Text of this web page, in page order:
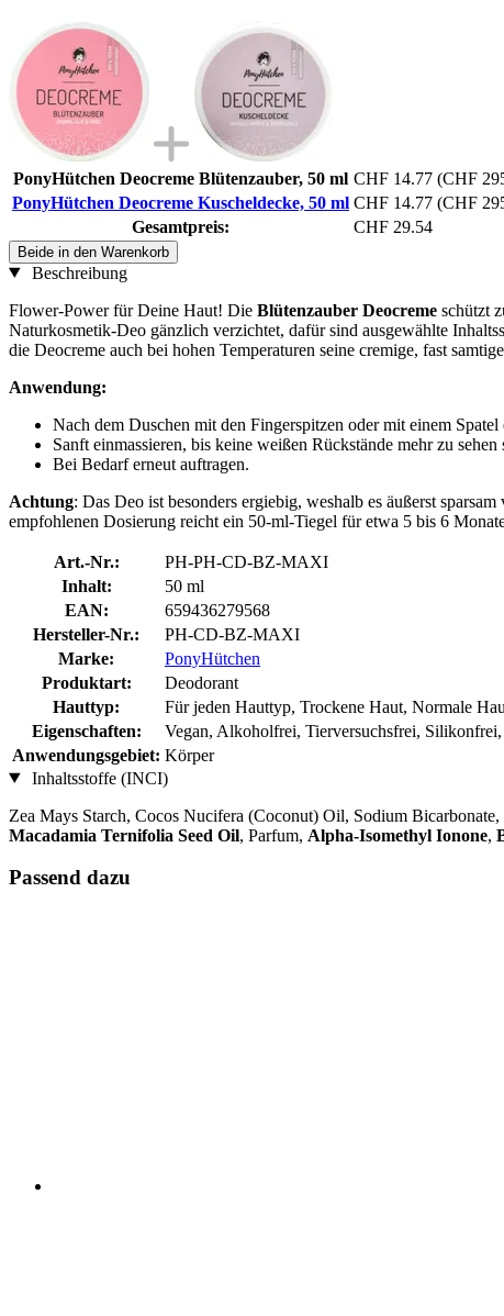
PonyHütchen Deocreme Blütenzauber, 50 ml CHF 14.77 (CHF
PonyHütchen Deocreme Kuscheldecke, 50 ml CHF 14.77 (CHF
Gesamtpreis:
CHF 29.54
Beide in den Warenkorb
Beschreibung
Flower-Power für Deine Haut! Die Blütenzauber Deocreme schützt
Naturkosmetik-Deo gänzlich verzichtet, dafür sind ausgewählte
die Deocreme auch bei hohen Temperaturen seine cremige, fast
Anwendung:
Nach dem Duschen mit den Fingerspitzen oder mit einem
Sanft einmassieren, bis keine weißen Rückstände mehr zu sehen
Bei Bedarf erneut auftragen.
Achtung: Das Deo ist besonders ergiebig, weshalb es äußerst
empfohlenen Dosierung reicht ein 50-ml-Tiegel für etwa 5 bis 6
Art.-Nr.:
PH-PH-CD-BZ-MAXI
Inhalt:
50 ml
EAN:
659436279568
Hersteller-Nr.:
PH-CD-BZ-MAXI
Marke:
PonyHütchen
Produktart:
Deodorant
Hauttyp:
Für jeden Hauttyp, Trockene Haut, Normale
Eigenschaften:
Vegan, Alkoholfrei, Tierversuchsfrei, Silikonfrei,
Anwendungsgebiet: Körper
Inhaltsstoffe (INCI)
Zea Mays Starch, Cocos Nucifera (Coconut) Oil, Sodium
Macadamia Ternifolia Seed Oil, Parfum, Alpha-Isomethyl Ionone,
Passend dazu